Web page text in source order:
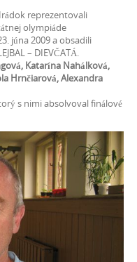
reprezentovali
olympiáde
júna 2009 a obsadili
– DIEVČATÁ.
Katarína Nahálková,
Hrnčiarová, Alexandra
s nimi absolvoval finálové